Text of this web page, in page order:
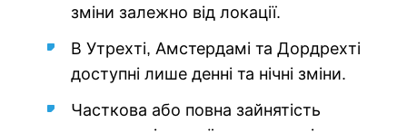
зміни залежно від локації.
В Утрехті, Амстердамі та Дордрехті
доступні лише денні та нічні зміни.
Часткова або повна зайнятість